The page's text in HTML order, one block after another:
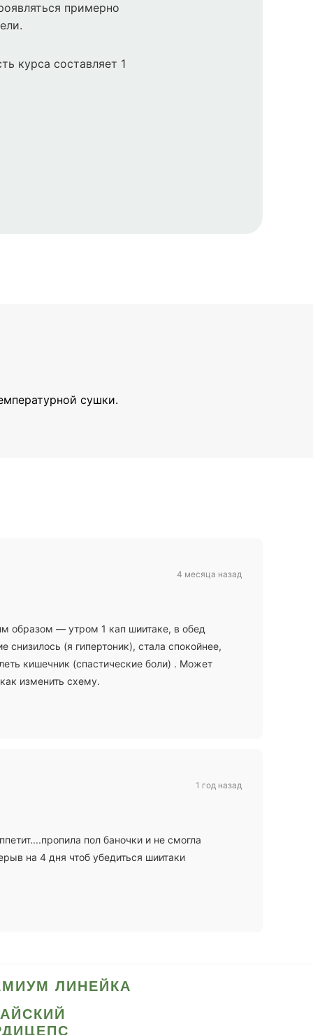
примерно
курса составляет 1
сушки.
образом — утром 1 кап шиитаке, в обед
(я гипертоник), стала спокойнее,
кишечник (спастические боли) . Может
изменить схему.
4 месяца назад
пол баночки и не смогла
на 4 дня чтоб убедиться шиитаки
1 год назад
ЛИНЕЙКА